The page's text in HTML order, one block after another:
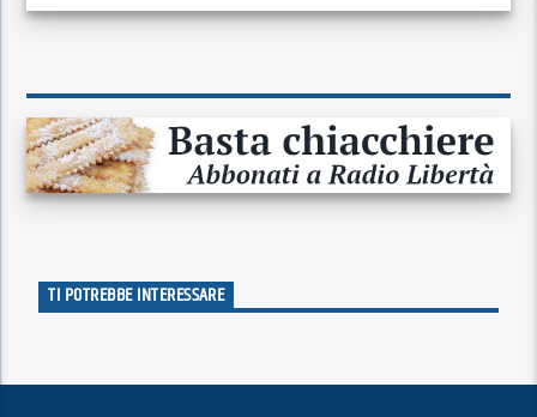
TI POTREBBE INTERESSARE